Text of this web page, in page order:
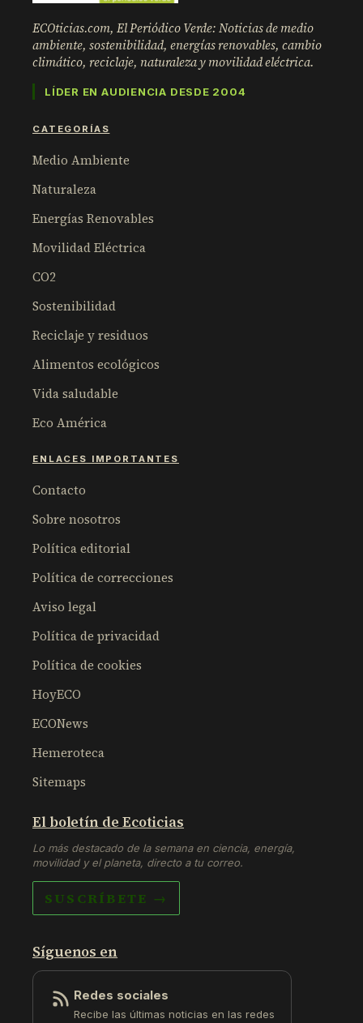
ECOticias.com, El Periódico Verde: Noticias de medio
ambiente, sostenibilidad, energías renovables, cambio
climático, reciclaje, naturaleza y movilidad eléctrica.
LÍDER EN AUDIENCIA DESDE 2004
CATEGORÍAS
Medio Ambiente
Naturaleza
Energías Renovables
Movilidad Eléctrica
CO2
Sostenibilidad
Reciclaje y residuos
Alimentos ecológicos
Vida saludable
Eco América
ENLACES IMPORTANTES
Contacto
Sobre nosotros
Política editorial
Política de correcciones
Aviso legal
Política de privacidad
Política de cookies
HoyECO
ECONews
Hemeroteca
Sitemaps
El boletín de Ecoticias
Lo más destacado de la semana en ciencia, energía,
movilidad y el planeta, directo a tu correo.
SUSCRÍBETE →
Síguenos en
Redes sociales
Recibe las últimas noticias en las redes